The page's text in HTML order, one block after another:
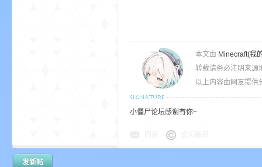
本文由 Minecraft(我
转载请务必注明来源
以上内容由网友提供
小僵尸论坛感谢有你~
发新帖